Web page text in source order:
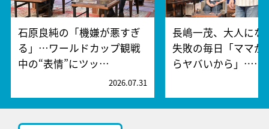
石原良純の「機嫌が悪すぎ
る」…ワールドカップ観戦
中の“表情”にツッ…
2026.07.31
長嶋一茂、大人にな
失敗の毎日「ママが
らヤバいから」……